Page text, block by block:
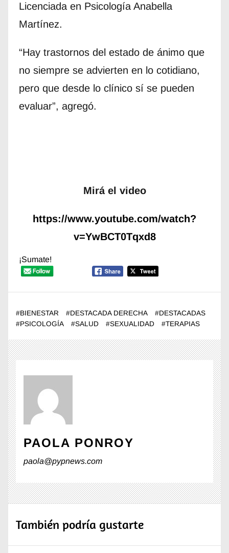
Licenciada en Psicología Anabella
Martínez.
“Hay trastornos del estado de ánimo que
no siempre se advierten en lo cotidiano,
pero que desde lo clínico sí se pueden
evaluar”, agregó.
Mirá el video
https://www.youtube.com/watch?
v=YwBCT0Tqxd8
¡Sumate!
#BIENESTAR #DESTACADA DERECHA #DESTACADAS
#PSICOLOGÍA #SALUD #SEXUALIDAD #TERAPIAS
PAOLA PONROY
paola@pypnews.com
También podría gustarte